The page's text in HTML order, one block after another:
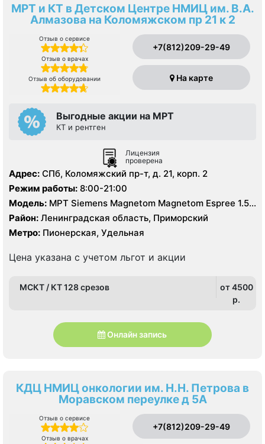
МРТ и КТ в Детском Центре НМИЦ им. В.А.
Алмазова на Коломяжском пр 21 к 2
Отзыв о сервисе
Отзыв о врачах
Отзыв об оборудовании
+7(812)209-29-49
На карте
Выгодные акции на МРТ
КТ и рентген
Лицензия
проверена
Адрес: СПб, Коломяжский пр-т, д. 21, корп. 2
Режим работы: 8:00-21:00
Модель: МРТ Siemens Magnetom Magnetom Espree 1.5
Тесла, КТ Philips Ingenuity Elite 128 срезов
Район: Ленинградская область, Приморский
Метро: Пионерская, Удельная
Цена указана с учетом льгот и акции
МСКТ / КТ 128 срезов
от 4500
p.
Онлайн запись
КДЦ НМИЦ онкологии им. Н.Н. Петрова в
Моравском переулке д 5А
Отзыв о сервисе
Отзыв о врачах
+7(812)209-29-49